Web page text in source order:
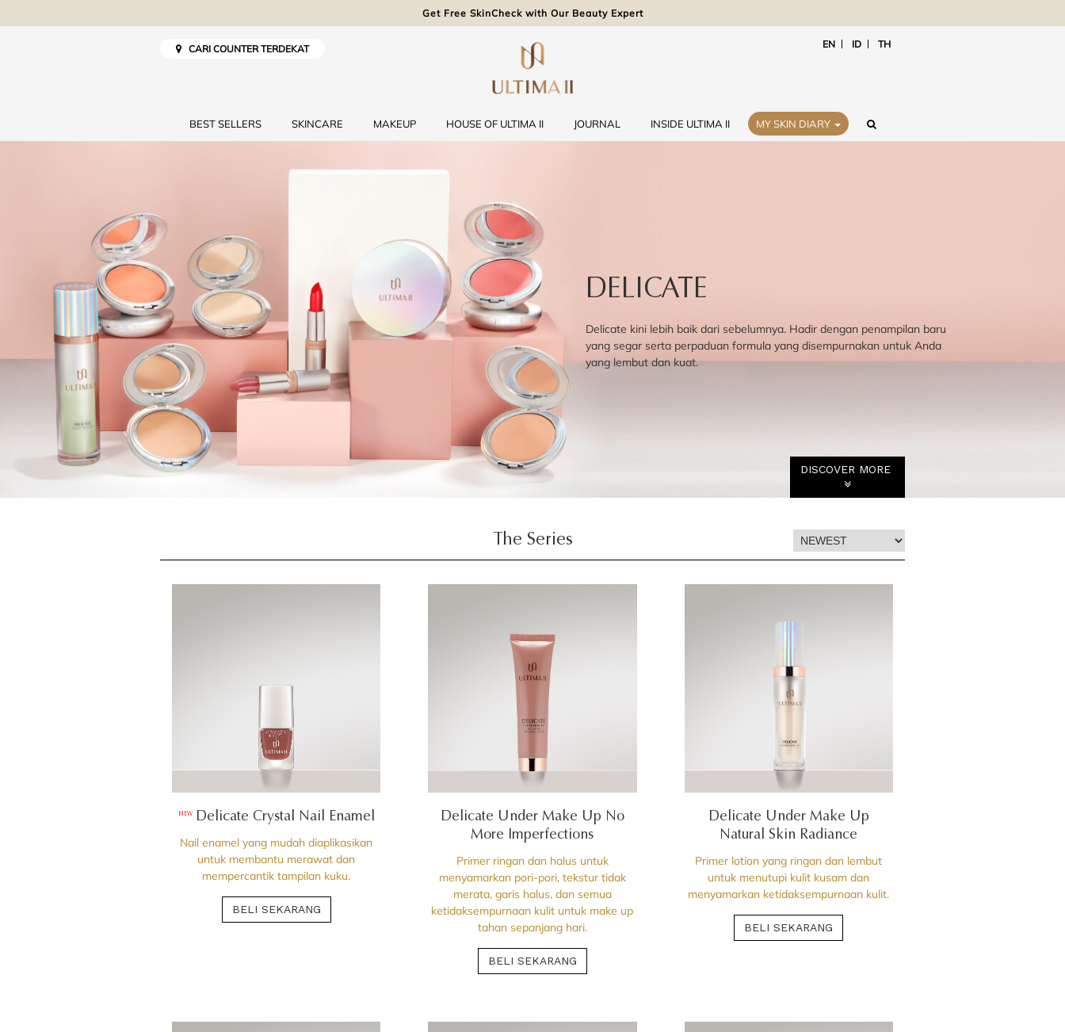
Get Free SkinCheck with Our Beauty Expert
CARI COUNTER TERDEKAT EN ID TH
BEST SELLERS SKINCARE MAKEUP HOUSE OF ULTIMA II JOURNAL INSIDE ULTIMA II MY SKIN DIARY
DELICATE
Delicate kini lebih baik dari sebelumnya. Hadir dengan penampilan baru
yang segar serta perpaduan formula yang disempurnakan untuk Anda
yang lembut dan kuat.
DISCOVER MORE
The Series
NEW
Delicate Crystal Nail Enamel
Nail enamel yang mudah diaplikasikan
untuk membantu merawat dan
mempercantik tampilan kuku.
BELI SEKARANG
Delicate Under Make Up No
More Imperfections
Primer ringan dan halus untuk
menyamarkan pori-pori, tekstur tidak
merata, garis halus, dan semua
ketidaksempurnaan kulit untuk make up
tahan sepanjang hari.
BELI SEKARANG
Delicate Under Make Up
Natural Skin Radiance
Primer lotion yang ringan dan lembut
untuk menutupi kulit kusam dan
menyamarkan ketidaksempurnaan kulit.
BELI SEKARANG